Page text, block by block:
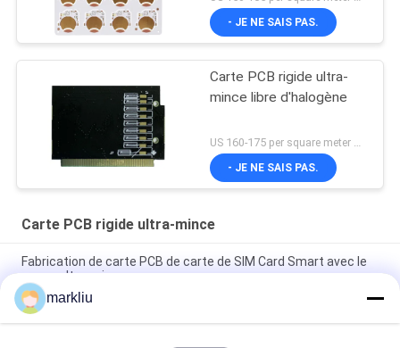
- JE NE SAIS PAS.
Carte PCB rigide ultra-
mince libre d'halogène
- JE NE SAIS PAS.
Carte PCB rigide ultra-mince
Fabrication de carte PCB de carte de SIM Card Smart avec le
noyau ultra-mince
Matière première de BT du noyau FR4 ultra-mince de substrat
de mémoire de non-et
markliu